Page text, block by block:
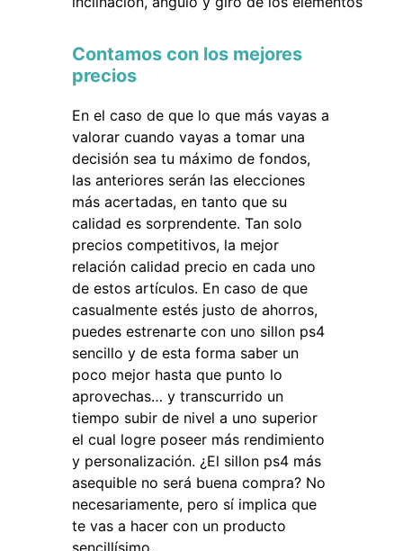
Contamos con los mejores
precios
En el caso de que lo que más vayas a
valorar cuando vayas a tomar una
decisión sea tu máximo de fondos,
las anteriores serán las elecciones
más acertadas, en tanto que su
calidad es sorprendente. Tan solo
precios competitivos, la mejor
relación calidad precio en cada uno
de estos artículos. En caso de que
casualmente estés justo de ahorros,
puedes estrenarte con uno sillon ps4
sencillo y de esta forma saber un
poco mejor hasta que punto lo
aprovechas… y transcurrido un
tiempo subir de nivel a uno superior
el cual logre poseer más rendimiento
y personalización. ¿El sillon ps4 más
asequible no será buena compra? No
necesariamente, pero sí implica que
te vas a hacer con un producto
sencillísimo.